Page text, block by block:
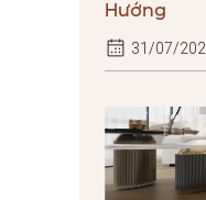
Hướng
31/07/